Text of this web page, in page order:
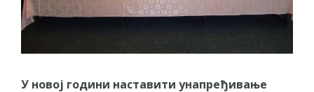
У новој години наставити унапређивање